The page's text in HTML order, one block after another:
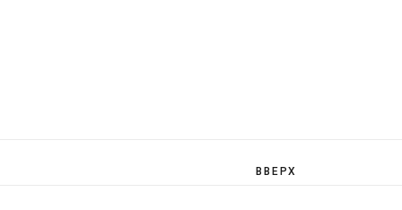
ВВЕРХ